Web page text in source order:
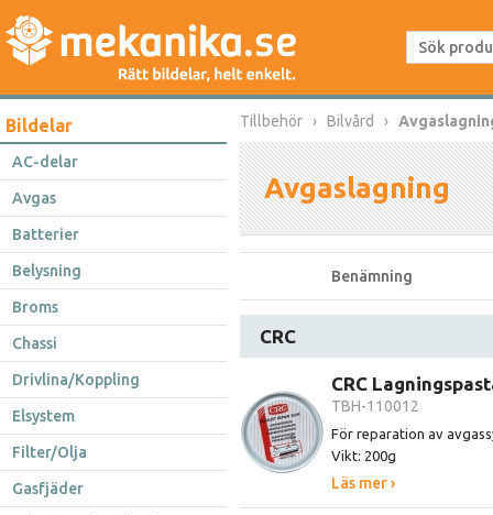
Bildelar
AC-delar
Avgas
Batterier
Belysning
Broms
Chassi
Drivlina/Koppling
Elsystem
Filter/Olja
Gasfjäder
Tillbehör Bilvård
Avgaslagning
Benämning
CRC
CRC
TBH-110012
För reparation av
Vikt: 200g
Läs mer ›